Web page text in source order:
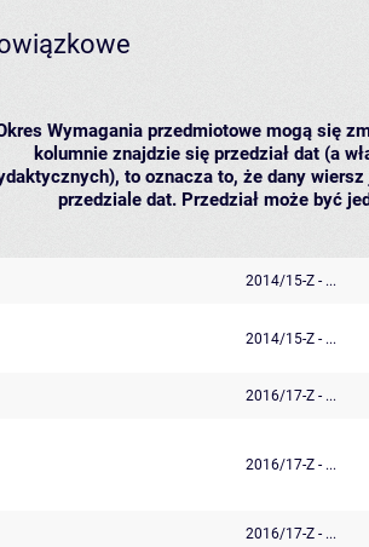
Wymagania przedmiotowe mogą się
kolumnie znajdzie się przedział dat (a
to oznacza to, że dany
przedziale dat. Przedział może być
2014/15-Z - ...
2014/15-Z - ...
2016/17-Z - ...
2016/17-Z - ...
2016/17-Z - ...